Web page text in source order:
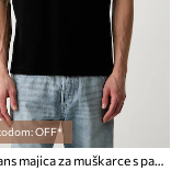
OFF*
Guess Jeans majica za muškarce s pamukom